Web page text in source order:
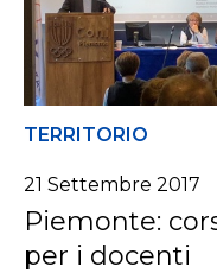
TERRITORIO
21 Settembre 2017
Piemonte:
per i docenti